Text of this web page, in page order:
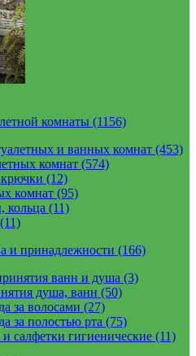
комнаты (1156)
и ванных комнат (453)
комнат (574)
(12)
комнат (95)
кольца (11)
и принадлежности (166)
ванн и душа (3)
душа, ванн (50)
за волосами (27)
за полостью рта (75)
и салфетки гигиенические (11)